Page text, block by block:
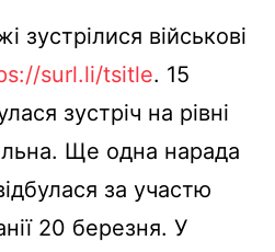
зустрілися військові
surl.li/tsitle. 15
зустріч на рівні
Ще одна нарада
за участю
20 березня. У